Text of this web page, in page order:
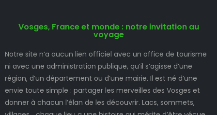
Vosges, France et monde : notre invitation au
voyage
Notre site n’a aucun lien officiel avec un office de tourisme
ni avec une administration publique, qu’il s’agisse d’une
région, d’un département ou d’une mairie. Il est né d’une
envie toute simple : partager les merveilles des Vosges et
donner à chacun l’élan de les découvrir. Lacs, sommets,